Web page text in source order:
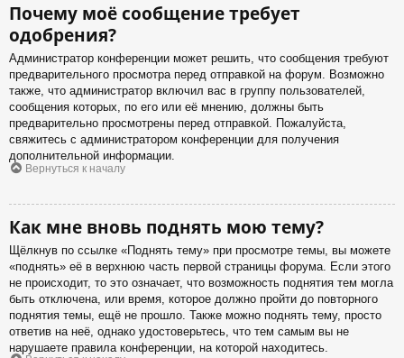
Почему моё сообщение требует
одобрения?
Администратор конференции может решить, что сообщения требуют
предварительного просмотра перед отправкой на форум. Возможно
также, что администратор включил вас в группу пользователей,
сообщения которых, по его или её мнению, должны быть
предварительно просмотрены перед отправкой. Пожалуйста,
свяжитесь с администратором конференции для получения
дополнительной информации.
Вернуться к началу
Как мне вновь поднять мою тему?
Щёлкнув по ссылке «Поднять тему» при просмотре темы, вы можете
«поднять» её в верхнюю часть первой страницы форума. Если этого
не происходит, то это означает, что возможность поднятия тем могла
быть отключена, или время, которое должно пройти до повторного
поднятия темы, ещё не прошло. Также можно поднять тему, просто
ответив на неё, однако удостоверьтесь, что тем самым вы не
нарушаете правила конференции, на которой находитесь.